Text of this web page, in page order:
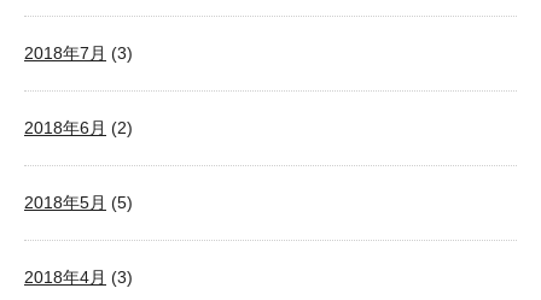
2018年7月 (3)
2018年6月 (2)
2018年5月 (5)
2018年4月 (3)